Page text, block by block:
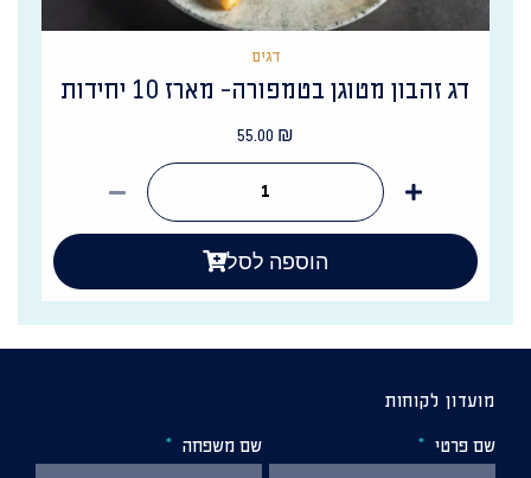
דגים
דג זהבון מטוגן בטמפורה- מארז 10 יחידות
55.00 ₪
הוספה לסל
מועדון לקוחות
שם פרטי
שם משפחה